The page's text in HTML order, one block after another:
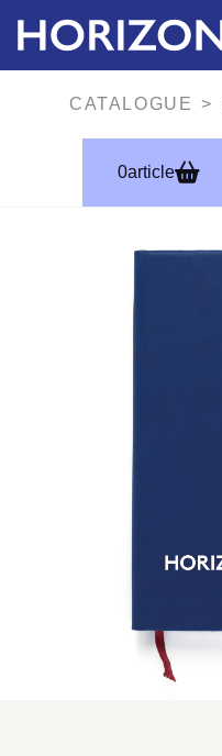
CATALOGUE
0article